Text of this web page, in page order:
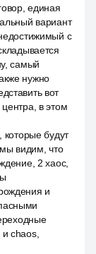
единая
вариант
с
самый
нужно
вот
в этом
которые будут
мы видим, что
2 хаос,
и
chaos,